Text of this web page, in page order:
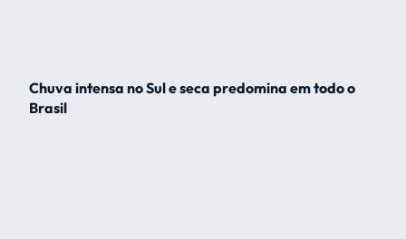
Chuva intensa no Sul e seca predomina em todo o
Brasil